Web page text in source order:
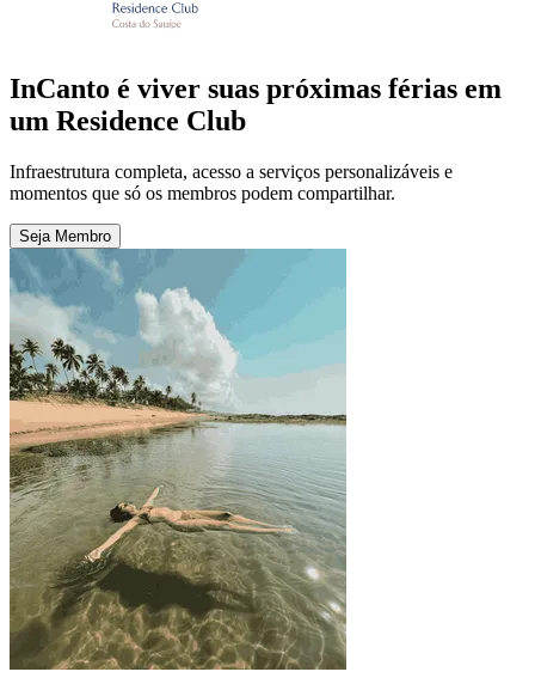
InCanto é viver suas próximas férias em
um Residence Club
Infraestrutura completa, acesso a serviços personalizáveis e
momentos que só os membros podem compartilhar.
Seja Membro